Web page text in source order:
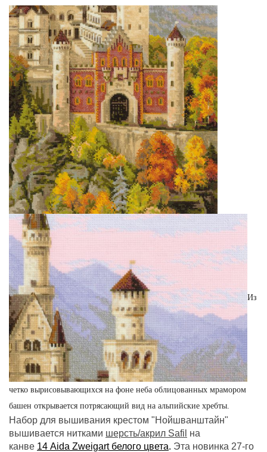
Из
четко вырисовывающихся на фоне неба облицованных мрамором
башен открывается потрясающий вид на альпийские хребты.
Набор для вышивания крестом "Нойшванштайн"
вышивается нитками шерсть/акрил Safil на
канве 14 Aida Zweigart белого цвета. Эта новинка 27-го